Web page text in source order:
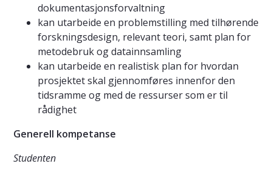
dokumentasjonsforvaltning
kan utarbeide en problemstilling med tilhørende
forskningsdesign, relevant teori, samt plan for
metodebruk og datainnsamling
kan utarbeide en realistisk plan for hvordan
prosjektet skal gjennomføres innenfor den
tidsramme og med de ressurser som er til
rådighet
Generell kompetanse
Studenten